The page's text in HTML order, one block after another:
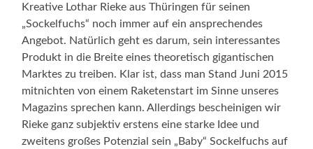
Kreative Lothar Rieke aus Thüringen für seinen
„Sockelfuchs“ noch immer auf ein ansprechendes
Angebot. Natürlich geht es darum, sein interessantes
Produkt in die Breite eines theoretisch gigantischen
Marktes zu treiben. Klar ist, dass man Stand Juni 2015
mitnichten von einem Raketenstart im Sinne unseres
Magazins sprechen kann. Allerdings bescheinigen wir
Rieke ganz subjektiv erstens eine starke Idee und
zweitens großes Potenzial sein „Baby“ Sockelfuchs auf